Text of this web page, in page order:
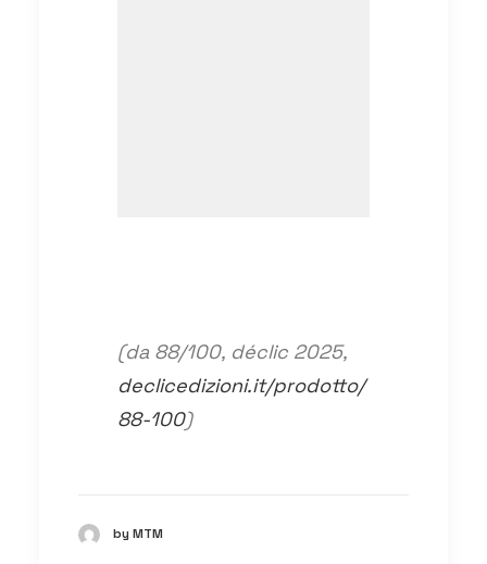
(da 88/100, déclic 2025,
declicedizioni.it/prodotto/
88-100)
by MTM